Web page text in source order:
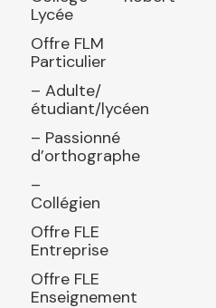
Lycée
Offre FLM
Particulier
– Adulte/
étudiant/lycéen
– Passionné
d’orthographe
–
Collégien
Offre FLE
Entreprise
Offre FLE
Enseignement